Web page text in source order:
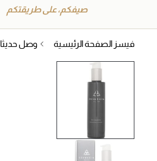
صيفكم، على طريقتكم
فيسز الصفحة الرئيسية وصل حديثا